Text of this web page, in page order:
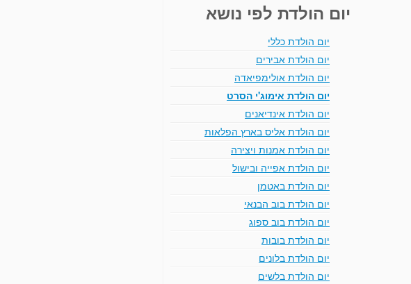
יום הולדת לפי נושא
יום הולדת כללי
יום הולדת אבירים
יום הולדת אולימפיאדה
יום הולדת אימוג'י הסרט
יום הולדת אינדיאנים
יום הולדת אליס בארץ הפלאות
יום הולדת אמנות ויצירה
יום הולדת אפייה ובישול
יום הולדת באטמן
יום הולדת בוב הבנאי
יום הולדת בוב ספוג
יום הולדת בובות
יום הולדת בלונים
יום הולדת בלשים